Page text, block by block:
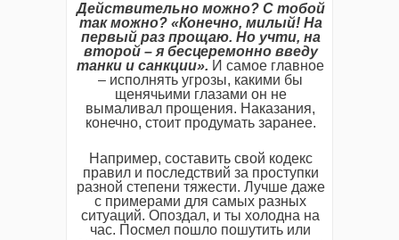
Действительно можно? С тобой
так можно? «Конечно, милый! На
первый раз прощаю. Но учти, на
второй – я бесцеремонно введу
танки и санкции». И самое главное
– исполнять угрозы, какими бы
щенячьими глазами он не
вымаливал прощения. Наказания,
конечно, стоит продумать заранее.
Например, составить свой кодекс
правил и последствий за проступки
разной степени тяжести. Лучше даже
с примерами для самых разных
ситуаций. Опоздал, и ты холодна на
час. Посмел пошло пошутить или